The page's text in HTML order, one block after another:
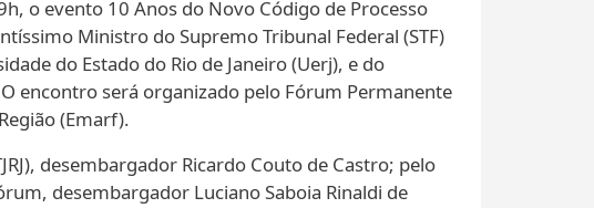
o evento 10 Anos do Novo Código de Processo
Ministro do Supremo Tribunal Federal (STF)
do Estado do Rio de Janeiro (Uerj), e do
encontro será organizado pelo Fórum Permanente
(Emarf).
desembargador Ricardo Couto de Castro; pelo
desembargador Luciano Saboia Rinaldi de